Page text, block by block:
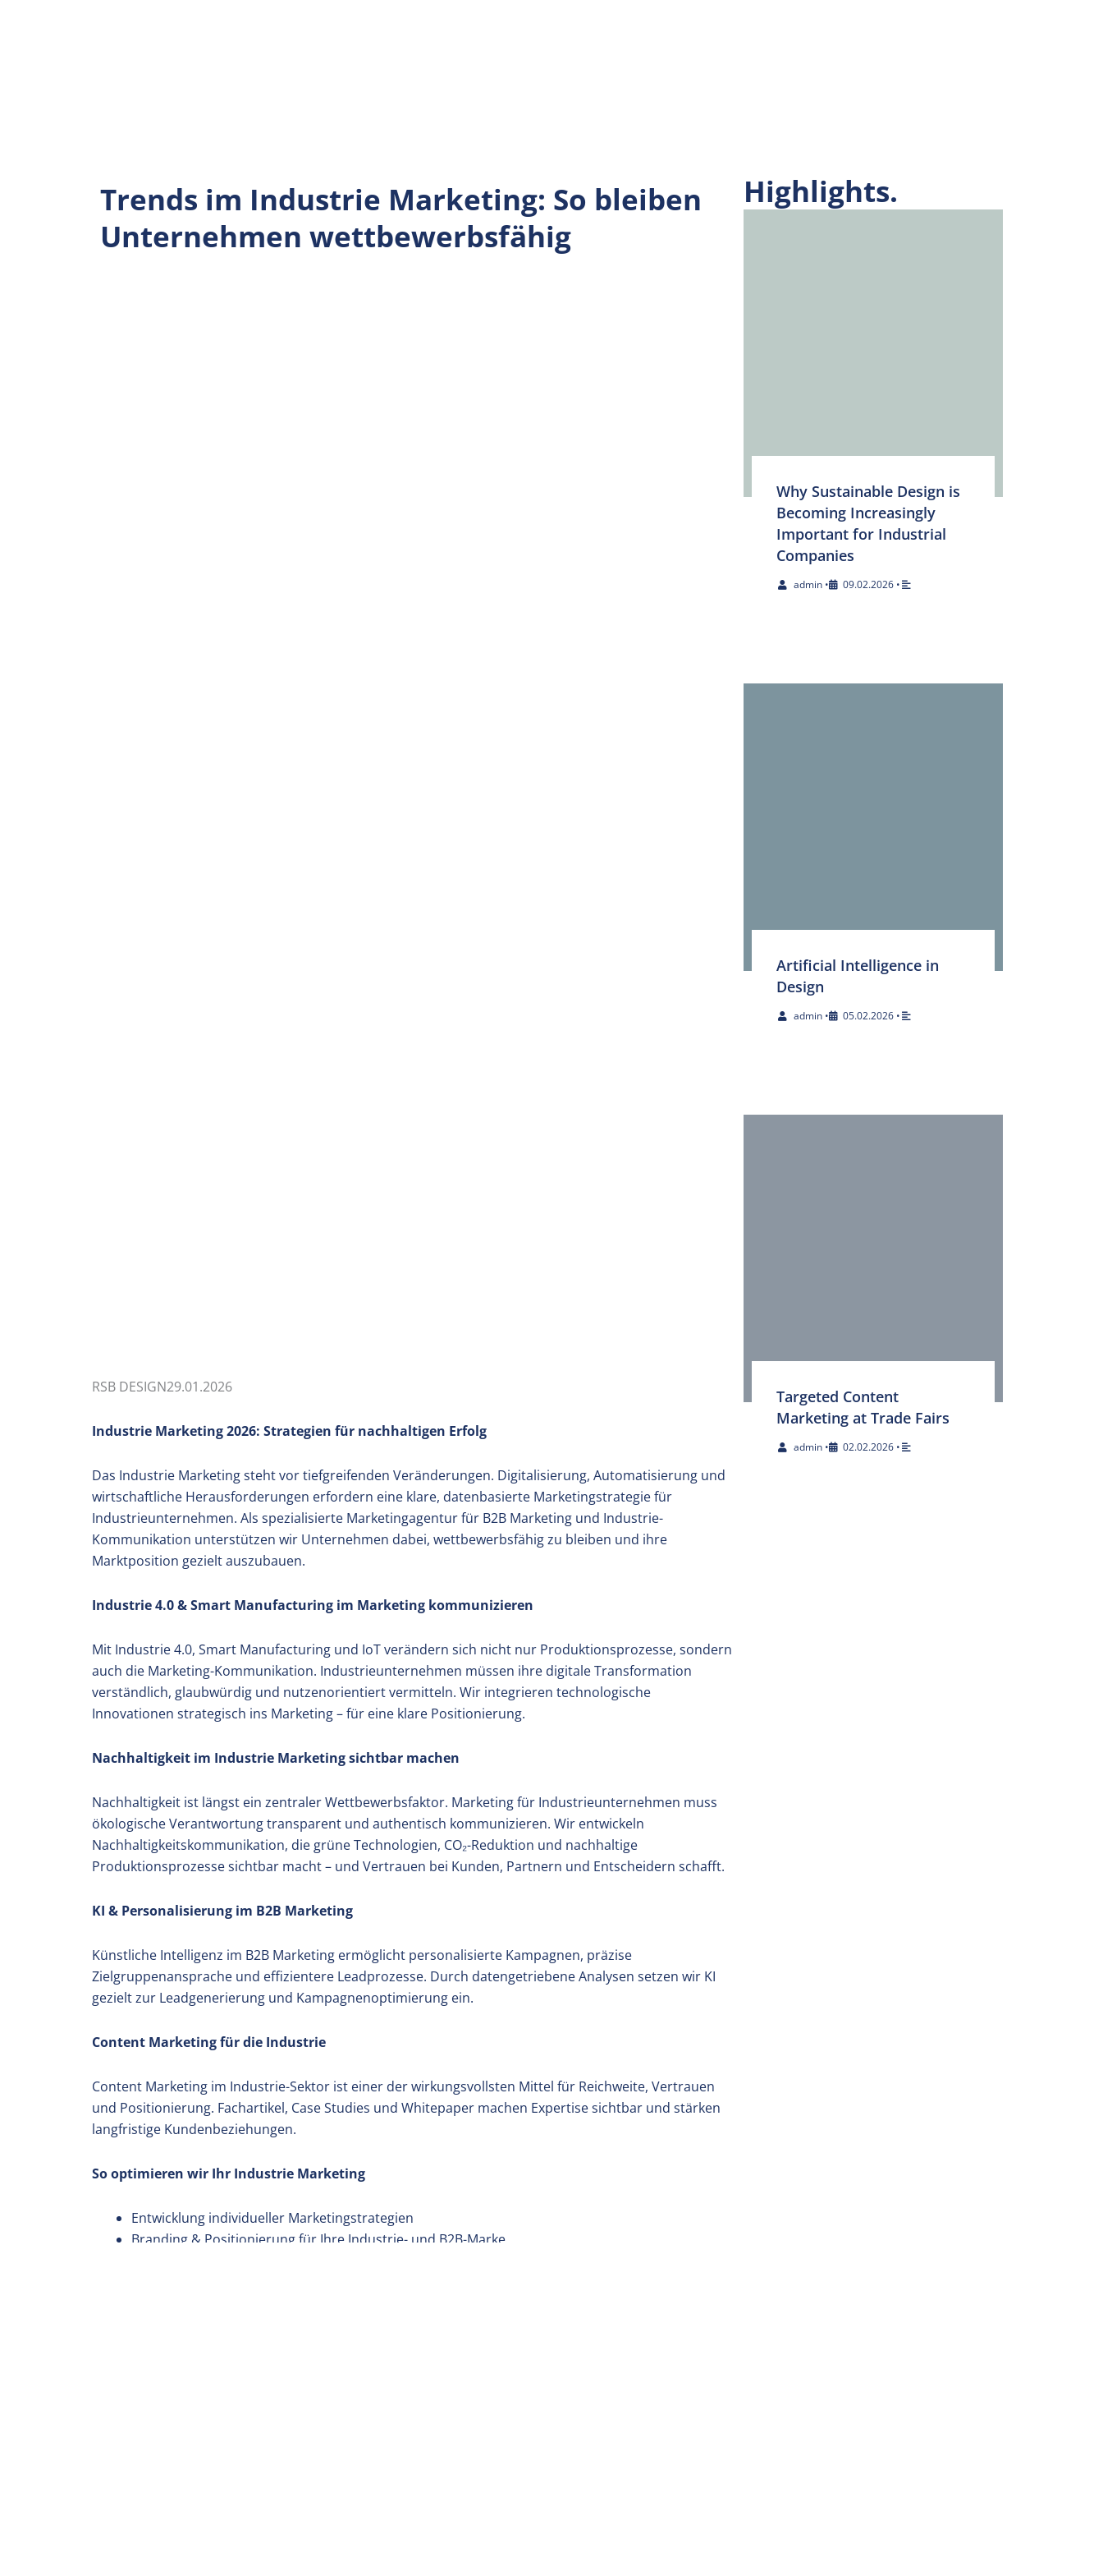
Trends im Industrie Marketing: So bleiben
Unternehmen wettbewerbsfähig
RSB DESIGN29.01.2026
Industrie Marketing 2026: Strategien für nachhaltigen Erfolg
Das Industrie Marketing steht vor tiefgreifenden Veränderungen. Digitalisierung, Automatisierung und
wirtschaftliche Herausforderungen erfordern eine klare, datenbasierte Marketingstrategie für
Industrieunternehmen. Als spezialisierte Marketingagentur für B2B Marketing und Industrie-
Kommunikation unterstützen wir Unternehmen dabei, wettbewerbsfähig zu bleiben und ihre
Marktposition gezielt auszubauen.
Industrie 4.0 & Smart Manufacturing im Marketing kommunizieren
Mit Industrie 4.0, Smart Manufacturing und IoT verändern sich nicht nur Produktionsprozesse, sondern
auch die Marketing-Kommunikation. Industrieunternehmen müssen ihre digitale Transformation
verständlich, glaubwürdig und nutzenorientiert vermitteln. Wir integrieren technologische
Innovationen strategisch ins Marketing – für eine klare Positionierung.
Nachhaltigkeit im Industrie Marketing sichtbar machen
Nachhaltigkeit ist längst ein zentraler Wettbewerbsfaktor. Marketing für Industrieunternehmen muss
ökologische Verantwortung transparent und authentisch kommunizieren. Wir entwickeln
Nachhaltigkeitskommunikation, die grüne Technologien, CO₂-Reduktion und nachhaltige
Produktionsprozesse sichtbar macht – und Vertrauen bei Kunden, Partnern und Entscheidern schafft.
KI & Personalisierung im B2B Marketing
Künstliche Intelligenz im B2B Marketing ermöglicht personalisierte Kampagnen, präzise
Zielgruppenansprache und effizientere Leadprozesse. Durch datengetriebene Analysen setzen wir KI
gezielt zur Leadgenerierung und Kampagnenoptimierung ein.
Content Marketing für die Industrie
Content Marketing im Industrie-Sektor ist einer der wirkungsvollsten Mittel für Reichweite, Vertrauen
und Positionierung. Fachartikel, Case Studies und Whitepaper machen Expertise sichtbar und stärken
langfristige Kundenbeziehungen.
So optimieren wir Ihr Industrie Marketing
Entwicklung individueller Marketingstrategien
Branding & Positionierung für Ihre Industrie- und B2B-Marke
Highlights.
Why Sustainable Design is
Becoming Increasingly
Important for Industrial
Companies
admin • 09.02.2026 •
Artificial Intelligence in
Design
admin • 05.02.2026 •
Targeted Content
Marketing at Trade Fairs
admin • 02.02.2026 •